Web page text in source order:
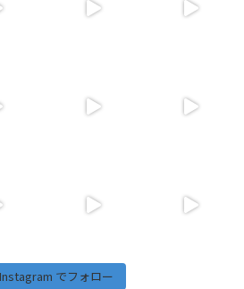
Instagram でフォロー